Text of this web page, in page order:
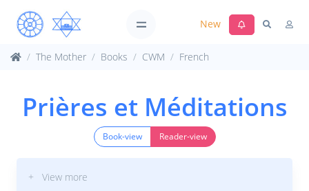
New
The Mother Books CWM French
Prières et Méditations
Book-view Reader-view
+ View more